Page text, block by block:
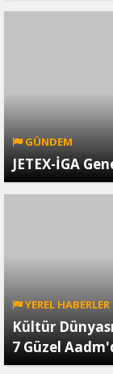
GÜNDEM
JETEX-İGA
YEREL HABERLER
Kültür
7 Güzel